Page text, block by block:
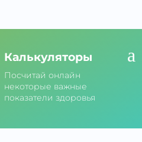
Калькуляторы
Посчитай онлайн
некоторые важные
показатели здоровья